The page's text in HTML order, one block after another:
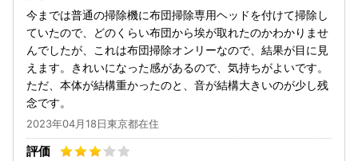
今までは普通の掃除機に布団掃除専用ヘッドを付けて掃除し
ていたので、どのくらい布団から埃が取れたのかわかりませ
んでしたが、これは布団掃除オンリーなので、結果が目に見
えます。きれいになった感があるので、気持ちがよいです。
ただ、本体が結構重かったのと、音が結構大きいのが少し残
念です。
2023年04月18日東京都在住